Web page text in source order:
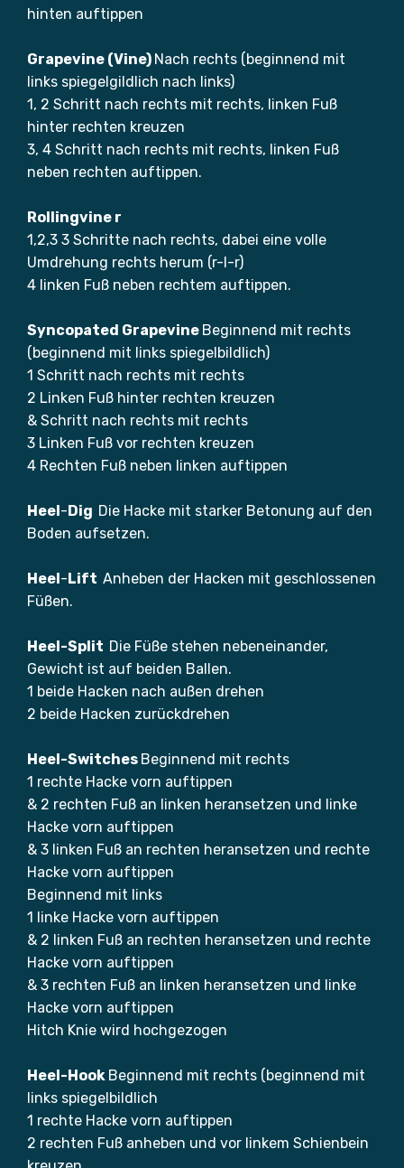
hinten auftippen
Grapevine (Vine) Nach rechts (beginnend mit
links spiegelgildlich nach links)
1, 2 Schritt nach rechts mit rechts, linken Fuß
hinter rechten kreuzen
3, 4 Schritt nach rechts mit rechts, linken Fuß
neben rechten auftippen.
Rollingvine r
1,2,3 3 Schritte nach rechts, dabei eine volle
Umdrehung rechts herum (r-l-r)
4 linken Fuß neben rechtem auftippen.
Syncopated Grapevine Beginnend mit rechts
(beginnend mit links spiegelbildlich)
1 Schritt nach rechts mit rechts
2 Linken Fuß hinter rechten kreuzen
& Schritt nach rechts mit rechts
3 Linken Fuß vor rechten kreuzen
4 Rechten Fuß neben linken auftippen
Heel - Dig Die Hacke mit starker Betonung auf den
Boden aufsetzen.
Heel - Lift Anheben der Hacken mit geschlossenen
Füßen.
Heel-Split Die Füße stehen nebeneinander,
Gewicht ist auf beiden Ballen.
1 beide Hacken nach außen drehen
2 beide Hacken zurückdrehen
Heel-Switches Beginnend mit rechts
1 rechte Hacke vorn auftippen
& 2 rechten Fuß an linken heransetzen und linke
Hacke vorn auftippen
& 3 linken Fuß an rechten heransetzen und rechte
Hacke vorn auftippen
Beginnend mit links
1 linke Hacke vorn auftippen
& 2 linken Fuß an rechten heransetzen und rechte
Hacke vorn auftippen
& 3 rechten Fuß an linken heransetzen und linke
Hacke vorn auftippen
Hitch Knie wird hochgezogen
Heel-Hook Beginnend mit rechts (beginnend mit
links spiegelbildlich
1 rechte Hacke vorn auftippen
2 rechten Fuß anheben und vor linkem Schienbein